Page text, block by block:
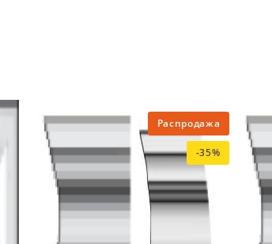
Распродажа
-35%